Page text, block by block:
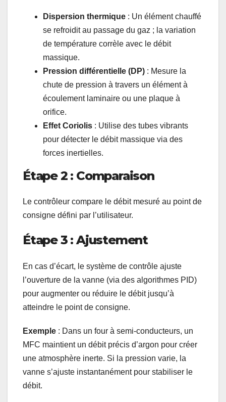
Dispersion thermique : Un élément chauffé
se refroidit au passage du gaz ; la variation
de température corrèle avec le débit
massique.
Pression différentielle (DP) : Mesure la
chute de pression à travers un élément à
écoulement laminaire ou une plaque à
orifice.
Effet Coriolis : Utilise des tubes vibrants
pour détecter le débit massique via des
forces inertielles.
Étape 2 : Comparaison
Le contrôleur compare le débit mesuré au point de
consigne défini par l’utilisateur.
Étape 3 : Ajustement
En cas d’écart, le système de contrôle ajuste
l’ouverture de la vanne (via des algorithmes PID)
pour augmenter ou réduire le débit jusqu’à
atteindre le point de consigne.
Exemple : Dans un four à semi-conducteurs, un
MFC maintient un débit précis d’argon pour créer
une atmosphère inerte. Si la pression varie, la
vanne s’ajuste instantanément pour stabiliser le
débit.